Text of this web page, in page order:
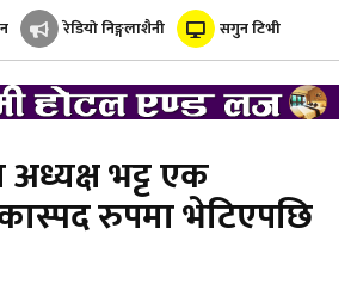
रेडियो निङ्गलाशैनी सगुन टिभी
भट्ट एक
रुपमा भेटिएपछि